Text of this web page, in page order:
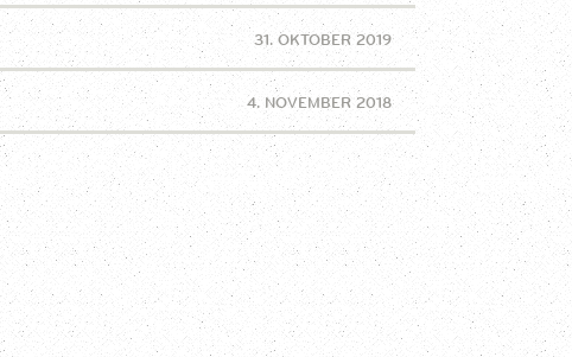
31. OKTOBER 2019
4. NOVEMBER 2018